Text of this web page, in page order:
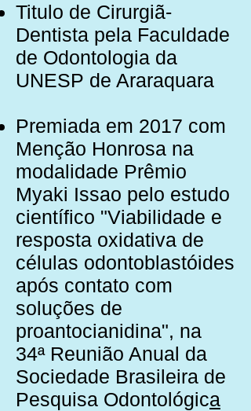
Titulo de Cirurgiã-
Dentista pela Faculdade
de Odontologia da
UNESP de Araraquara
Premiada em 2017 com
Menção Honrosa na
modalidade Prêmio
Myaki Issao pelo estudo
científico "Viabilidade e
resposta oxidativa de
células odontoblastóides
após contato com
soluções de
proantocianidina", na
34ª Reunião Anual da
Sociedade Brasileira de
Pesquisa Odontológica